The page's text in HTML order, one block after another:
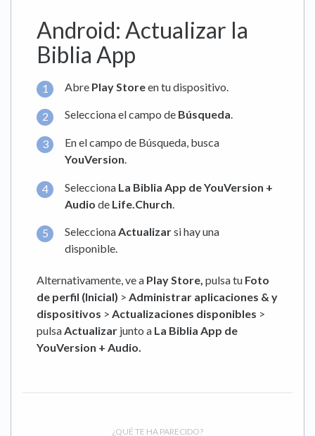
Android: Actualizar la
Biblia App
Abre Play Storeen tu dispositivo.
Selecciona el campo de Búsqueda.
En el campo de Búsqueda, busca
YouVersion.
Selecciona La Biblia App de YouVersion +
Audio de Life.Church
SeleccionaActualizarsi hay una
disponible.
Alternativamente, ve a Play Store, pulsa tu Foto
de perfil (Inicial) > Administrar aplicaciones & y
dispositivos > Actualizaciones disponibles >
pulsaActualizar junto a La Biblia App de
YouVersion + Audio.
¿QUÉ TE HA PARECIDO?